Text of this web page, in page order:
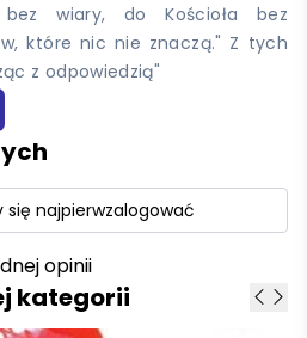
wiary, do Kościoła bez
które nic nie znaczą." Z tych
z odpowiedzią"
się najpierwzalogować
opinii
kategorii